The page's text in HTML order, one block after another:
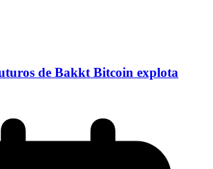
de Bakkt Bitcoin explota